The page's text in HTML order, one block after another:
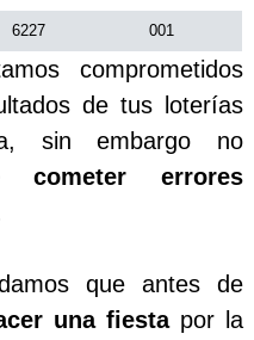
6227 001
comprometidos
de tus loterías
sin embargo no
cometer errores
que antes de
una fiestapor la